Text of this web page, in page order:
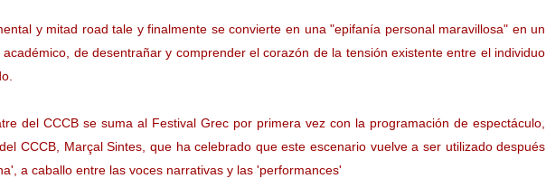
y mitad road tale y finalmente se convierte en una "epifanía personal maravillosa" en un
de desentrañar y comprender el corazón de la tensión existente entre el individuo
del CCCB se suma al Festival Grec por primera vez con la programación de espectáculo,
CCCB, Marçal Sintes, que ha celebrado que este escenario vuelve a ser utilizado después
a caballo entre las voces narrativas y las 'performances'